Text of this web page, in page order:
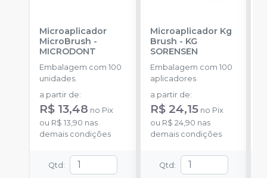
Microaplicador
MicroBrush -
MICRODONT
Embalagem com 100
unidades.
a partir de:
R$ 13,48 no Pix
ou R$ 13,90 nas
demais condições
Qtd :
Microaplicador Kg
Brush - KG
SORENSEN
Embalagem com 100
aplicadores
a partir de:
R$ 24,15 no Pix
ou R$ 24,90 nas
demais condições
Qtd :